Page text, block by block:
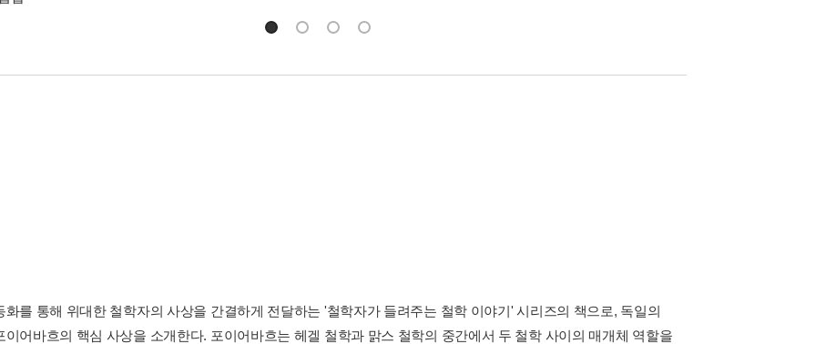
화를 통해 위대한 철학자의 사상을 간결하게 전달하는 '철학자가 들려주는 철학 이야기' 시리즈의 책으로, 독일의
이어바흐의 핵심 사상을 소개한다. 포이어바흐는 헤겔 철학과 맑스 철학의 중간에서 두 철학 사이의 매개체 역할을